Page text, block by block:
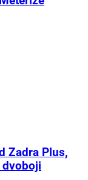
Zadra Plus,